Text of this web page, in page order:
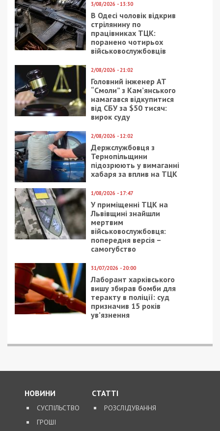
3/08/2026 - 13:30
В Одесі чоловік відкрив
стрілянину по
працівниках ТЦК:
поранено чотирьох
військовослужбовців
2/08/2026 - 21:02
Головний інженер АТ
“Смоли” з Кам’янського
намагався відкупитися
від СБУ за $50 тисяч:
вирок суду
2/08/2026 - 12:02
Держслужбовця з
Тернопільщини
підозрюють у вимаганні
хабаря за вплив на ТЦК
1/08/2026 - 17:47
У приміщенні ТЦК на
Львівщині знайшли
мертвим
військовослужбовця:
попередня версія –
самогубство
31/07/2026 - 20:00
Лаборант харківського
вишу збирав бомби для
теракту в поліції: суд
призначив 15 років
ув’язнення
НОВИНИ
СУСПІЛЬСТВО
ГРОШІ
СТАТТІ
РОЗСЛІДУВАННЯ